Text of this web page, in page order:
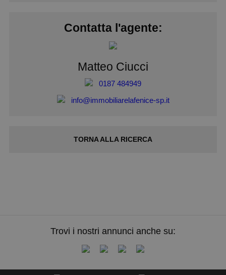
Contatta l'agente:
Matteo Ciucci
0187 484949
info@immobiliarelafenice-sp.it
TORNA ALLA RICERCA
Trovi i nostri annunci anche su: